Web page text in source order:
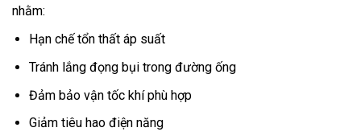
nhằm:
Hạn chế tổn thất áp suất
Tránh lắng đọng bụi trong đường ống
Đảm bảo vận tốc khí phù hợp
Giảm tiêu hao điện năng